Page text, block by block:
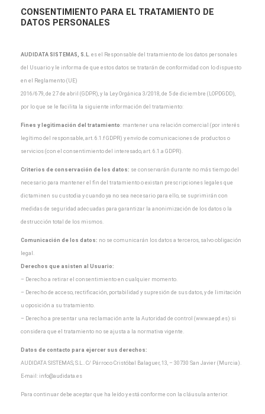
CONSENTIMIENTO PARA EL TRATAMIENTO DE
DATOS PERSONALES
AUDIDATA SISTEMAS, S.L es el Responsable del tratamiento de los datos personales
del Usuario y le informa de que estos datos se tratarán de conformidad con lo dispuesto
en el Reglamento (UE)
2016/679, de 27 de abril (GDPR), y la Ley Orgánica 3/2018, de 5 de diciembre (LOPDGDD),
por lo que se le facilita la siguiente información del tratamiento:
Fines y legitimación del tratamiento : mantener una relación comercial (por interés
legítimo del responsable, art. 6.1.f GDPR) y envío de comunicaciones de productos o
servicios (con el consentimiento del interesado, art. 6.1.a GDPR).
Criterios de conservación de los datos: se conservarán durante no más tiempo del
necesario para mantener el fin del tratamiento o existan prescripciones legales que
dictaminen su custodia y cuando ya no sea necesario para ello, se suprimirán con
medidas de seguridad adecuadas para garantizar la anonimización de los datos o la
destrucción total de los mismos.
Comunicación de los datos: no se comunicarán los datos a terceros, salvo obligación
legal.
Derechos que asisten al Usuario:
– Derecho a retirar el consentimiento en cualquier momento.
– Derecho de acceso, rectificación, portabilidad y supresión de sus datos, y de limitación
u oposición a su tratamiento.
– Derecho a presentar una reclamación ante la Autoridad de control (www.aepd.es) si
considera que el tratamiento no se ajusta a la normativa vigente.
Datos de contacto para ejercer sus derechos:
AUDIDATA SISTEMAS, S.L.. C/ Párroco Cristóbal Balaguer, 13, – 30730 San Javier (Murcia).
E-mail: info@audidata.es
Para continuar debe aceptar que ha leído y está conforme con la cláusula anterior.